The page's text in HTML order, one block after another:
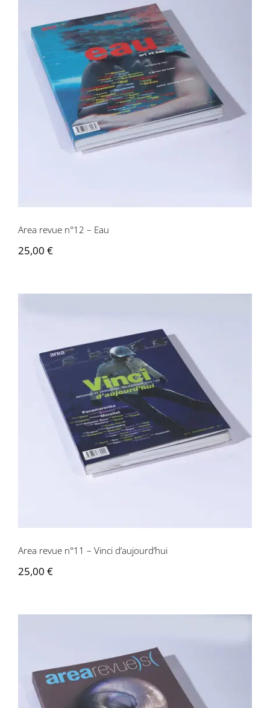
Area revue n°12 – Eau
Area revue n°12 – Eau
25,00 €
Area revue n°11 – Vinci d’aujourd’hui
Area revue n°11 – Vinci d’aujourd’hui
25,00 €